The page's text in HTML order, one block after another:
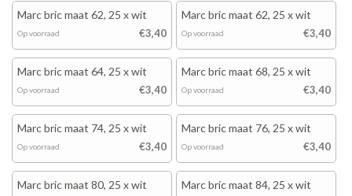
Marc bric maat 62, 25 x wit
€3,40
Op voorraad
Marc bric maat 62, 25 x wit
€3,40
Op voorraad
Marc bric maat 64, 25 x wit
€3,40
Op voorraad
Marc bric maat 68, 25 x wit
€3,40
Op voorraad
Marc bric maat 74, 25 x wit
€3,40
Op voorraad
Marc bric maat 76, 25 x wit
€3,40
Op voorraad
Marc bric maat 80, 25 x wit Marc bric maat 84, 25 x wit